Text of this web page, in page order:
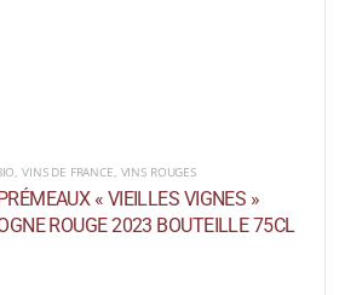
, VINS DE FRANCE, VINS ROUGES
« VIEILLES VIGNES »
ROUGE 2023 BOUTEILLE 75CL